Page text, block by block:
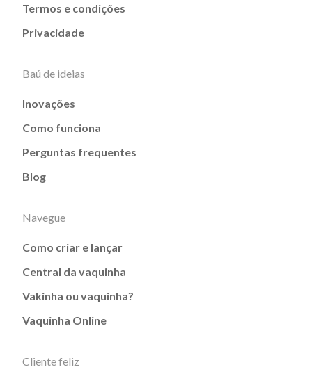
Termos e condições
Privacidade
Baú de ideias
Inovações
Como funciona
Perguntas frequentes
Blog
Navegue
Como criar e lançar
Central da vaquinha
Vakinha ou vaquinha?
Vaquinha Online
Cliente feliz